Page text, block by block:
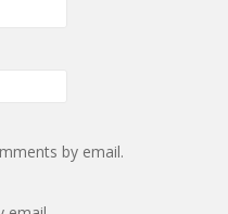
by email.